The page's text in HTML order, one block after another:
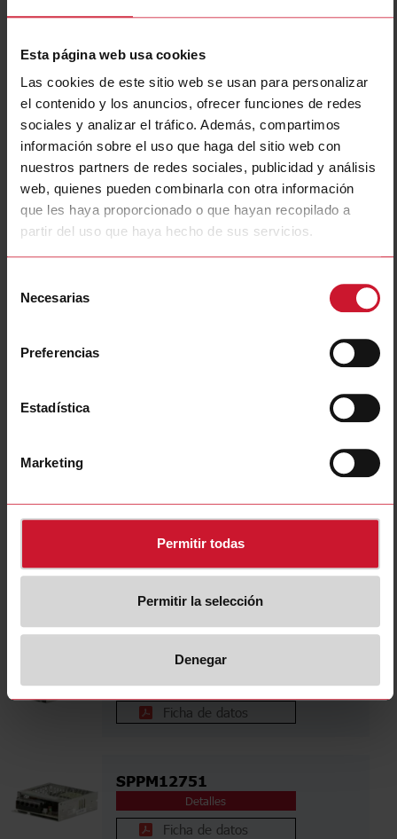
Esta página web usa cookies
Las cookies de este sitio web se usan para personalizar
el contenido y los anuncios, ofrecer funciones de redes
sociales y analizar el tráfico. Además, compartimos
información sobre el uso que haga del sitio web con
nuestros partners de redes sociales, publicidad y análisis
web, quienes pueden combinarla con otra información
que les haya proporcionado o que hayan recopilado a
partir del uso que haya hecho de sus servicios.
Necesarias
Preferencias
Estadística
Marketing
Permitir todas
Permitir la selección
Denegar
SPPM12251
Detalles
Ficha de datos
SPPM123501FC
Detalles
SPPM12501
Detalles
Ficha de datos
SPPM126001FC
Detalles
Ficha de datos
SPPM12751
Detalles
Ficha de datos